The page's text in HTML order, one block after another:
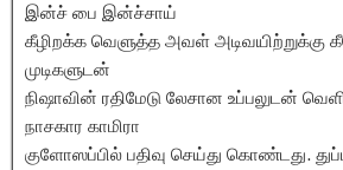
இன்ச் பை இன்ச்சாய்
கீழிறக்க வெளுத்த அவள் அடிவயிற்றுக்கு
முடிகளுடன்
நிஷாவின் ரதிமேடு லேசான உப்பலுடன்
நாசகார காமிரா
குளோஸப்பில் பதிவு செய்து கொண்டது.